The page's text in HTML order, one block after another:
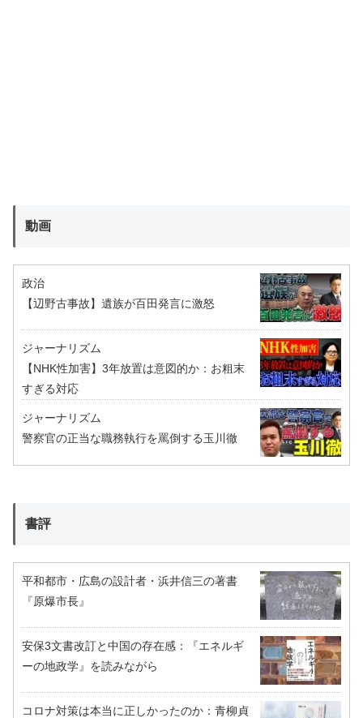
動画
政治
【辺野古事故】遺族が百田発言に激怒
ジャーナリズム
【NHK性加害】3年放置は意図的か：お粗末
すぎる対応
ジャーナリズム
警察官の正当な職務執行を罵倒する玉川徹
書評
平和都市・広島の設計者・浜井信三の著書
『原爆市長』
安保3文書改訂と中国の存在感：『エネルギ
ーの地政学』を読みながら
コロナ対策は本当に正しかったのか：青柳貞